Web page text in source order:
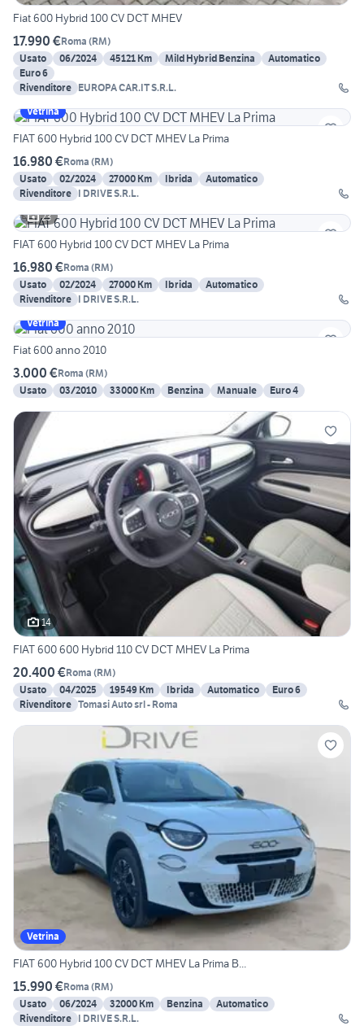
Fiat 600 Hybrid 100 CV DCT MHEV
17.990 €Roma (RM)
Usato
06/2024 45121 Km Mild Hybrid Benzina
Automatico
Euro 6
Rivenditore EUROPA CAR.IT S.R.L.
Vetrina
FIAT 600 Hybrid 100 CV DCT MHEV La Prima
16.980 €Roma (RM)
Usato
02/2024 27000 Km Ibrida
Automatico
Rivenditore I DRIVE S.R.L.
23
FIAT 600 Hybrid 100 CV DCT MHEV La Prima
16.980 €Roma (RM)
Usato
02/2024 27000 Km Ibrida
Automatico
Rivenditore I DRIVE S.R.L.
Vetrina
Fiat 600 anno 2010
3.000 €Roma (RM)
Usato
03/2010 33000 Km Benzina Manuale Euro 4
14
FIAT 600 600 Hybrid 110 CV DCT MHEV La Prima
20.400 €Roma (RM)
Usato
04/2025 19549 Km Ibrida Automatico
Euro 6
Rivenditore Tomasi Auto srl - Roma
Vetrina
FIAT 600 Hybrid 100 CV DCT MHEV La Prima B...
15.990 €Roma (RM)
Usato
06/2024 32000 Km Benzina
Automatico
Rivenditore I DRIVE S.R.L.